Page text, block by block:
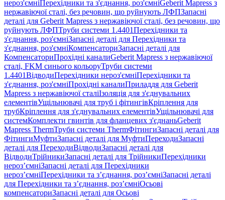
нероз'ємніПерехідники та з'єднання, роз'ємніGeberit Mapress з
нержавіючої сталі, без речовин, що руйнують ЛФПЗапасні
деталі для Geberit Mapress з нержавіючої сталі, без речовин, що
руйнують ЛФПТруби системи 1.4401Перехідники та
з'єднання, роз'ємніЗапасні деталі для Перехідники та
з'єднання, роз'ємніКомпенсаториЗапасні деталі для
КомпенсаториПрохідні каналиGeberit Mapress з нержавіючої
сталі, FKM синього кольоруТруби системи
1.4401ВідводиПерехідники нероз'ємніПерехідники та
з'єднання, роз'ємніПрохідні каналиПриладдя для Geberit
Mapress з нержавіючої сталіІзоляція для з'єднувальних
елементівУщільнювачі для труб і фітингівКріплення для
трубКріплення для з'єднувальних елементівУщільнювачі для
системКомплекти гвинтів для фланцевих з'єднаньGeberit
Mapress ThermТруби системи ThermФітингиЗапасні деталі для
ФітингиМуфтиЗапасні деталі для МуфтиПереходиЗапасні
деталі для ПереходиВідводиЗапасні деталі для
ВідводиТрійникиЗапасні деталі для ТрійникиПерехідники
нероз’ємніЗапасні деталі для Перехідники
нероз’ємніПерехідники та з’єднання, роз’ємніЗапасні деталі
для Перехідники та з’єднання, роз’ємніОсьові
компенсаториЗапасні деталі для Осьові